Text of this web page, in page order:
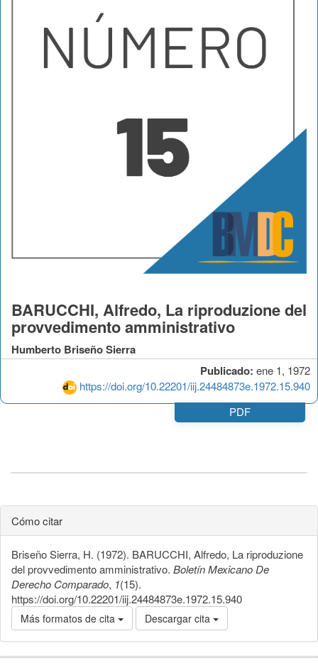
Publicado: ene 1, 1972
https://doi.org/10.22201/iij.24484873e.1972.15.940
BARUCCHI, Alfredo, La riproduzione del
provvedimento amministrativo
Humberto Briseño Sierra
PDF
Cómo citar
Briseño Sierra, H. (1972). BARUCCHI, Alfredo, La riproduzione
del provvedimento amministrativo. Boletín Mexicano De
Derecho Comparado, 1(15).
https://doi.org/10.22201/iij.24484873e.1972.15.940
Más formatos de cita Descargar cita